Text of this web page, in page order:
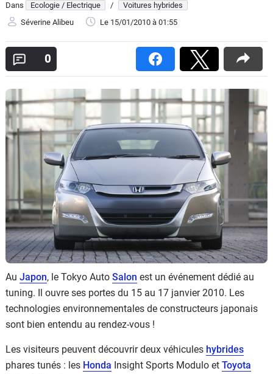
Electriques
Utilitaires
Flottes
Auto
Services
Forum
Moto
Marques
Dans Ecologie / Electrique /
Voitures hybrides
Séverine Alibeu
Le 15/01/2010 à 01:55
0
Au Japon, le Tokyo Auto Salon est un événement dédié au
tuning. Il ouvre ses portes du 15 au 17 janvier 2010. Les
technologies environnementales de constructeurs japonais
sont bien entendu au rendez-vous !
Les visiteurs peuvent découvrir deux véhicules hybrides
phares tunés : les Honda Insight Sports Modulo et Toyota